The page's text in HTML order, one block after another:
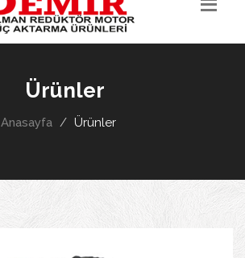
Ürünler
Anasayfa Ürünler